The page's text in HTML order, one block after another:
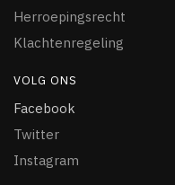
Herroepingsrecht
Klachtenregeling
VOLG ONS
Facebook
Twitter
Instagram